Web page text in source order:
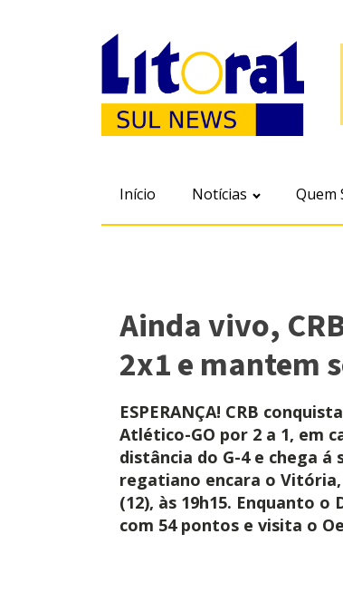
Início Notícias Quem
Ainda vivo,
2x1 e mantem
ESPERANÇA! CRB
Atlético-GO por 2 a 1, em
distância do G-4 e chega
regatiano encara o
(12), às 19h15. Enquanto
com 54 pontos e visita o